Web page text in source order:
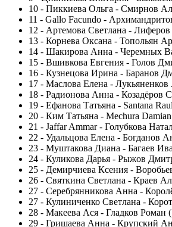
10 - Пиккиева Ольга - Смирнов
11 - Gallo Facundo -
12 - Артемова Светлана -
13 - Корнева Оксана - Топольян
14 - Шакирова Анна - Черемных
15 - Вшивкова Евгения - Голов
16 - Кузнецова Ирина - Баранов
17 - Маслова Елена -
18 - Радионова Анна - Козадёров
19 - Ефанова Татьяна - Santana
20 - Ким Татьяна - Mechura
21 - Jaffar Ammar - Голубкова
22 - Удальцова Елена - Богданов
23 - Муштакова Диана - Багаев
24 - Куликова Дарья - Рыжов
25 - Демирчиева Ксения -
26 - Святкина Светлана - Краев
27 - Серебрянникова Анна -
27 - Кулиниченко Светлана -
28 - Макеева Ася - Гладков Роман
29 - Гришаева Анна - Крупский